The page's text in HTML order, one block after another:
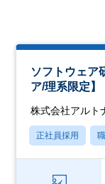
ソフトウェア
ア/理系限定】
株式会社アルト
正社員採用